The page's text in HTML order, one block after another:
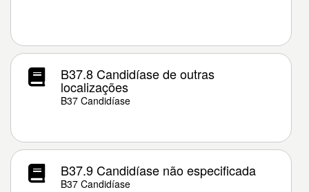
B37.8 Candidíase de outras
localizações
B37 Candidíase
B37.9 Candidíase não especificada
B37 Candidíase